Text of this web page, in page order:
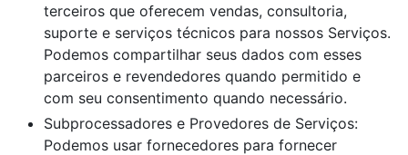
terceiros que oferecem vendas, consultoria,
suporte e serviços técnicos para nossos Serviços.
Podemos compartilhar seus dados com esses
parceiros e revendedores quando permitido e
com seu consentimento quando necessário.
Subprocessadores e Provedores de Serviços:
Podemos usar fornecedores para fornecer